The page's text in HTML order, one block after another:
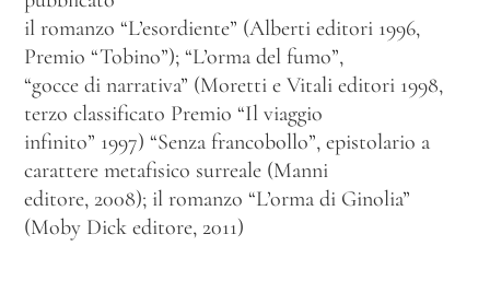
il romanzo “L’esordiente” (Alberti editori 1996,
Premio “Tobino”); “L’orma del fumo”,
“gocce di narrativa” (Moretti e Vitali editori 1998,
terzo classificato Premio “Il viaggio
infinito” 1997) “Senza francobollo”, epistolario a
carattere metafisico surreale (Manni
editore, 2008); il romanzo “L’orma di Ginolia”
(Moby Dick editore, 2011)